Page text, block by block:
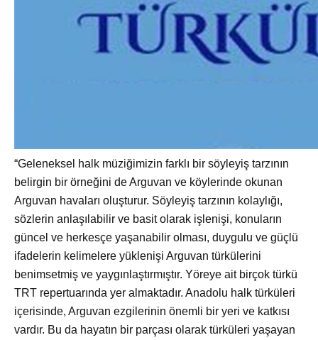
“Geleneksel halk müziğimizin farklı bir söyleyiş tarzının
belirgin bir örneğini de Arguvan ve köylerinde okunan
Arguvan havaları oluşturur. Söyleyiş tarzının kolaylığı,
sözlerin anlaşılabilir ve basit olarak işlenişi, konuların
güncel ve herkesçe yaşanabilir olması, duygulu ve güçlü
ifadelerin kelimelere yüklenişi Arguvan türkülerini
benimsetmiş ve yaygınlaştırmıştır. Yöreye ait birçok türkü
TRT repertuarında yer almaktadır. Anadolu halk türküleri
içerisinde, Arguvan ezgilerinin önemli bir yeri ve katkısı
vardır. Bu da hayatın bir parçası olarak türküleri yaşayan